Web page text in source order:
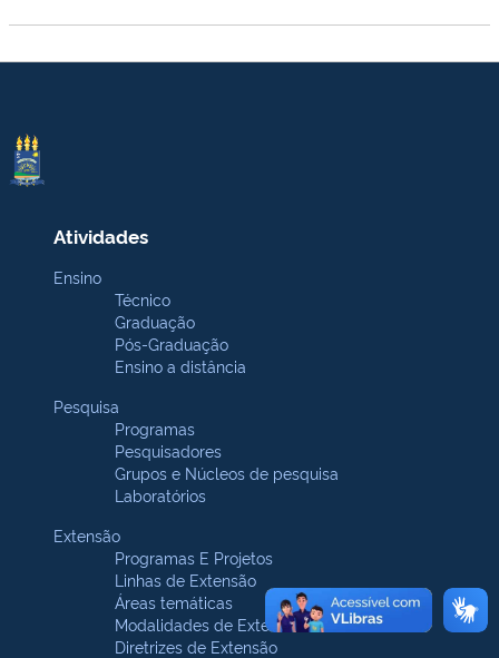
Atividades
Ensino
Técnico
Graduação
Pós-Graduação
Ensino a distância
Pesquisa
Programas
Pesquisadores
Grupos e Núcleos de pesquisa
Laboratórios
Extensão
Programas E Projetos
Linhas de Extensão
Áreas temáticas
Modalidades de Extensão
Diretrizes de Extensão